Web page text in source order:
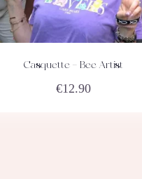
ACHETEZCasquette – Bee Artist
€12.90